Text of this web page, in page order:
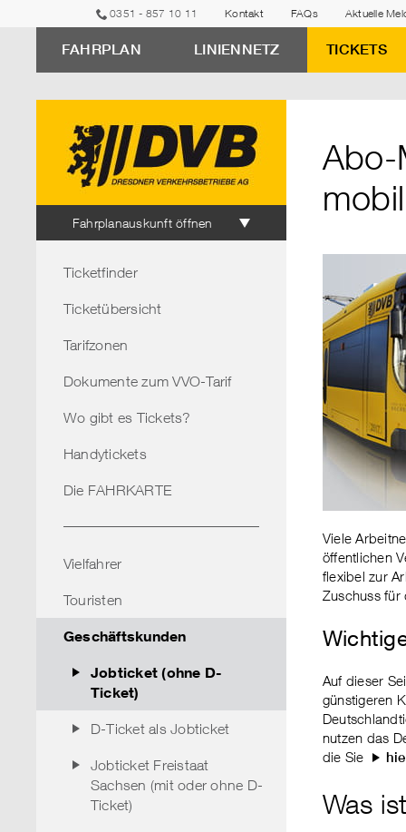
Jobticket:
mobil.
Umwelt."
0351 - 857 10 11 Kontakt FAQs Aktuelle
FAHRPLAN LINIENNETZ TICKETS
Fahrplanauskunft öffnen
Ticketfinder
Ticketübersicht
Tarifzonen
Dokumente zum VVO-Tarif
Wo gibt es Tickets?
Handytickets
Die FAHRKARTE
Vielfahrer
Touristen
Geschäftskunden
Jobticket (ohne D-
Ticket)
D-Ticket als Jobticket
Jobticket Freistaat
Sachsen (mit oder ohne D-
Ticket)
Abo-
Viele
öffentlichen
flexibel zur
Zuschuss für
Auf dieser
günstigeren
nutzen das
die Sie
Was